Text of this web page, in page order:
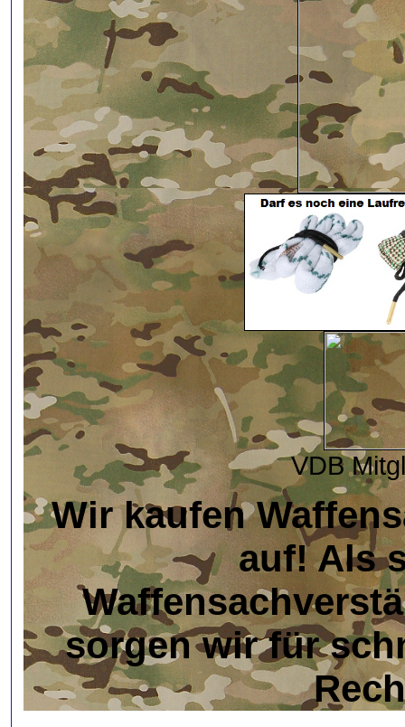
VDB
Wir kaufen
auf! Als
sorgen wir für